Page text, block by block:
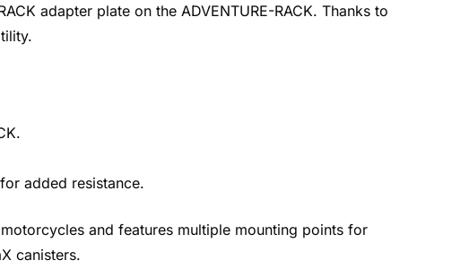
adapter plate on the ADVENTURE-RACK. Thanks to
added resistance.
and features multiple mounting points for
canisters.